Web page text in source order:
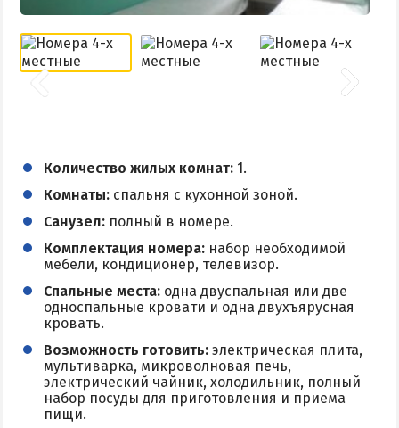
Отели Приморского Посада
КУРОРТЫ БЕЛОСАРАЙСКОГО ЗАЛИВА
Белосарайская коса
Мелекино
Урзуф
Юрьевка
АЗОВСКОЕ МОРЕ
Все отели и базы отдыха на Азовском море
Цены 2026 по Азовскому морю в целом
Виндсерфинг на Азовском море
Отдых на Азовском море с детьми
Количество жилых комнат: 1.
Комнаты: спальня с кухонной зоной.
Санузел: полный в номере.
Комплектация номера: набор необходимой
мебели, кондиционер, телевизор.
Спальные места: одна двуспальная или две
односпальные кровати и одна двухъярусная
кровать.
Возможность готовить: электрическая плита,
мультиварка, микроволновая печь,
электрический чайник, холодильник, полный
набор посуды для приготовления и приема
пищи.